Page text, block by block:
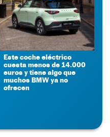
Este coche eléctrico
cuesta menos de 14.000
euros y tiene algo que
muchos BMW ya no
ofrecen